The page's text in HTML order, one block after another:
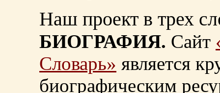
Наш проект в трех
БИОГРАФИЯ. Сайт
Словарь» является
биографическим